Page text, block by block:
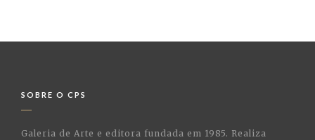
SOBRE O CPS
Galeria de Arte e editora fundada em 1985. Realiza